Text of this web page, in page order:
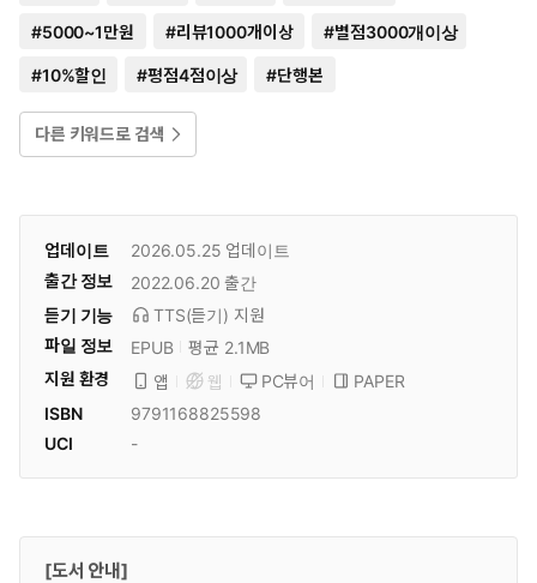
#5000~1만원 #리뷰1000개이상 #별점3000개이상
#10%할인 #평점4점이상 #단행본
다른 키워드로 검색
업데이트 2026.05.25 업데이트
출간 정보
2022.06.20 출간
듣기 기능
TTS(듣기) 지원
파일 정보
EPUB
평균 2.1MB
지원 환경
앱 웹 PC뷰어
PAPER
ISBN
9791168825598
UCI
-
[도서 안내]